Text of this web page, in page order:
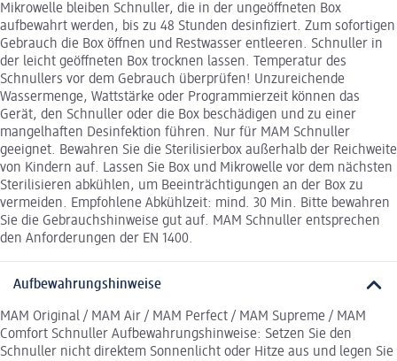
Mikrowelle bleiben Schnuller, die in der ungeöffneten Box
aufbewahrt werden, bis zu 48 Stunden desinfiziert. Zum sofortigen
Gebrauch die Box öffnen und Restwasser entleeren. Schnuller in
der leicht geöffneten Box trocknen lassen. Temperatur des
Schnullers vor dem Gebrauch überprüfen! Unzureichende
Wassermenge, Wattstärke oder Programmierzeit können das
Gerät, den Schnuller oder die Box beschädigen und zu einer
mangelhaften Desinfektion führen. Nur für MAM Schnuller
geeignet. Bewahren Sie die Sterilisierbox außerhalb der Reichweite
von Kindern auf. Lassen Sie Box und Mikrowelle vor dem nächsten
Sterilisieren abkühlen, um Beeinträchtigungen an der Box zu
vermeiden. Empfohlene Abkühlzeit: mind. 30 Min. Bitte bewahren
Sie die Gebrauchshinweise gut auf. MAM Schnuller entsprechen
den Anforderungen der EN 1400.
Aufbewahrungshinweise
MAM Original / MAM Air / MAM Perfect / MAM Supreme / MAM
Comfort Schnuller Aufbewahrungshinweise: Setzen Sie den
Schnuller nicht direktem Sonnenlicht oder Hitze aus und legen Sie